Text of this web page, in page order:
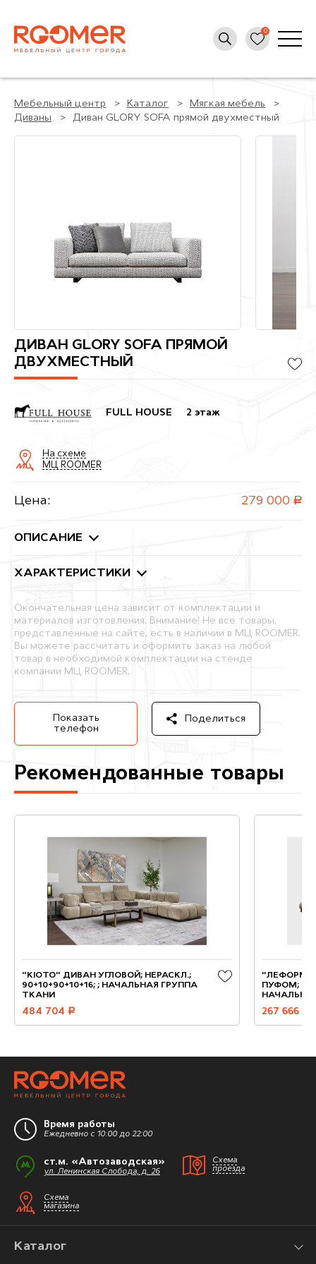
Мебельный центр Каталог
Мягкая мебель
Диваны
Диван GLORY SOFA прямой двухместный
ДИВАН GLORY SOFA ПРЯМОЙ
ДВУХМЕСТНЫЙ
FULL HOUSE 2 этаж
На схеме
МЦ ROOMER
Цена: 279 000 руб.
ОПИСАНИЕ
ХАРАКТЕРИСТИКИ
Окончательная цена зависит от комплектации и
материалов изготовления. Внимание! Не все товары,
представленные на сайте, есть в наличии в МЦ ROOMER.
Вы можете рассчитать и оформить заказ на любой
товар в необходимой комплектации на стенде
компании МЦ ROOMER.
Показать
телефон
Поделиться
Рекомендованные товары
"KIOTO" ДИВАН УГЛОВОЙ; НЕРАСКЛ.;
90+10+90+10+16; ; НАЧАЛЬНАЯ ГРУППА
ТКАНИ
484 704 руб.
"ЛЕФОРМ"
ПУФОМ;
267 666
Время работы
Ежедневно с 10:00 до 22:00
ст.м. «Автозаводская»
ул. Ленинская Слобода, д. 26
Схема
проезда
Схема
магазина
Каталог